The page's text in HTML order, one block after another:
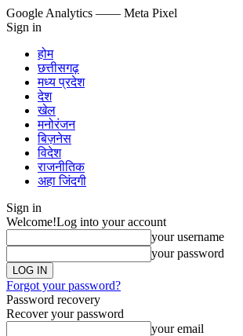
Google Analytics —— Meta Pixel
Sign in
होम
छत्तीसगढ़
मध्य प्रदेश
देश
खेल
मनोरंजन
बिज़नेस
विदेश
राजनीतिक
अहा जिंदगी
Sign in
Welcome!Log into your account
your username
your password
Forgot your password?
Password recovery
Recover your password
your email